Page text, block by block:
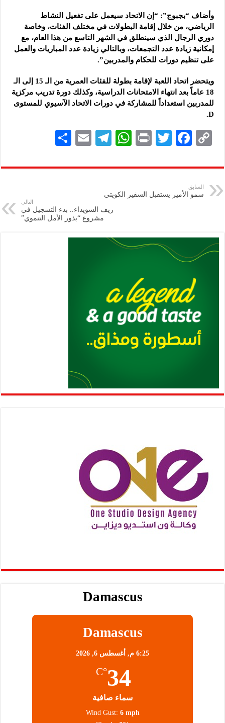
وأضاف “بجبوج”: “إن الاتحاد سيعمل على تفعيل النشاط
الرياضي، من خلال إقامة البطولات في مختلف الفئات، وخاصة
دوري الرجال الذي سينطلق في الشهر التاسع من هذا العام، مع
إمكانية زيادة عدد التجمعات، وبالتالي زيادة عدد المباريات والعمل
على تنظيم دورات للحكام والمدربين”.
ويتحضر اتحاد اللعبة لإقامة بطولة للفئات العمرية من الـ 15 إلى الـ
18 عاماً بعد انتهاء الامتحانات الدراسية، وكذلك دورة تدريب مركزية
للمدربين استعداداً للمشاركة في دورات الاتحاد الآسيوي للمستوى
D.
C
p
y
Li
k
F
eb
k
T
tt
P
nt
W
at
A
p
p
Te
gr
m
E
ai
ar
السابق
سمو الأمير يستقبل السفير الكويتي
التالي
ريف السويداء.. بدء التسجيل في
مشروع “بذور الأمل التنموي”
Damascus
Damascus
6:25 م, أغسطس 6, 2026
34
°C
سماء صافية
Wind Gust: 6 mph